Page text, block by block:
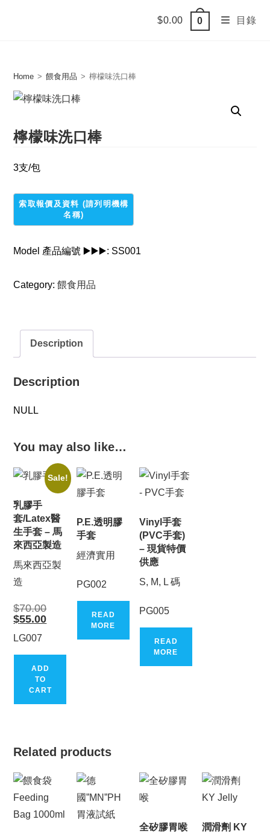
$0.00 0 目錄
Home > 餵食用品 > 檸檬味洗口棒
檸檬味洗口棒
3支/包
Model 產品編號 ▶️▶️▶️: SS001
Category:餵食用品
Description
Description
NULL
You may also like…
Sale!
乳膠手
套/Latex醫
生手套 – 馬
來西亞製造
馬來西亞製
造
$70.00Original
was:
$55.00Current
price
LG007
ADD
TO
CART
P.E.透明膠
手套
經濟實用
PG002
READ
MORE
Vinyl手套
(PVC手套)
– 現貨特價
供應
S, M, L 碼
PG005
READ
MORE
Related products
全矽膠胃喉
潤滑劑 KY